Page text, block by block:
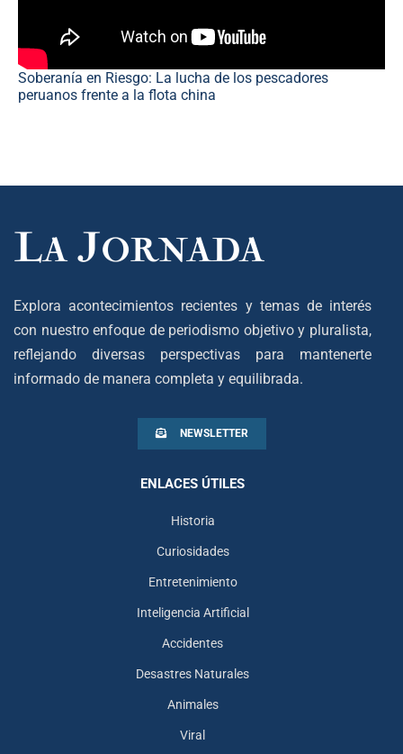
Soberanía en Riesgo: La lucha de los pescadores
peruanos frente a la flota china
Explora acontecimientos recientes y temas de interés
con nuestro enfoque de periodismo objetivo y pluralista,
reflejando diversas perspectivas para mantenerte
informado de manera completa y equilibrada.
NEWSLETTER
ENLACES ÚTILES
Historia
Curiosidades
Entretenimiento
Inteligencia Artificial
Accidentes
Desastres Naturales
Animales
Viral